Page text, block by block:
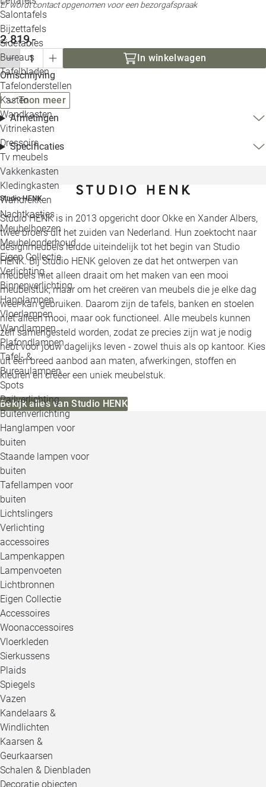
Salontafels
Bijzettafels
Sidetables
Bureaus
Tafelbladen
Tafelonderstellen
Kasten
Wandkasten
Vitrinekasten
Dressoirs
Tv meubels
Vakkenkasten
Kledingkasten
Wandrekken
Nachtkastjes
Meubelhoezen
Meubelonderhoud
Eigen Collectie
Verlichting
Binnenverlichting
Hanglampen
Vloerlampen
Wandlampen
Plafondlampen
Tafel- &
Bureaulampen
Spots
Railverlichting
Buitenverlichting
Hanglampen voor
buiten
Staande lampen voor
buiten
Tafellampen voor
buiten
Lichtslingers
Verlichting
accessoires
Lampenkappen
Lampenvoeten
Lichtbronnen
Eigen Collectie
Accessoires
Woonaccessoires
Vloerkleden
Sierkussens
Plaids
Spiegels
Vazen
Kandelaars &
Windlichten
Kaarsen &
Geurkaarsen
Schalen & Dienbladen
Decoratie objecten
Er wordt contact opgenomen voor een bezorgafspraak
2.819,-
In winkelwagen
Omschrijving
Toon meer
Afmetingen
Specificaties
Studio HENK
Studio HENK is in 2013 opgericht door Okke en Xander Albers,
twee broers uit het zuiden van Nederland. Hun zoektocht naar
designmeubels leidde uiteindelijk tot het begin van Studio
HENK. Bij Studio HENK geloven ze dat het ontwerpen van
meubels niet alleen draait om het maken van een mooi
meubelstuk, maar om het creëren van meubels die je elke dag
weer kan gebruiken. Daarom zijn de tafels, banken en stoelen
niet alleen mooi, maar ook functioneel. Alle meubels kunnen
zelf samengesteld worden, zodat ze precies zijn wat je nodig
hebt voor jouw dagelijks leven - zowel thuis als op kantoor. Kies
uit een breed aanbod aan maten, afwerkingen, stoffen en
kleuren en creëer een uniek meubelstuk.
Bekijk alles van Studio HENK